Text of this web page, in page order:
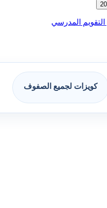
التقويم المدرسي
كويزات لجميع الصفوف